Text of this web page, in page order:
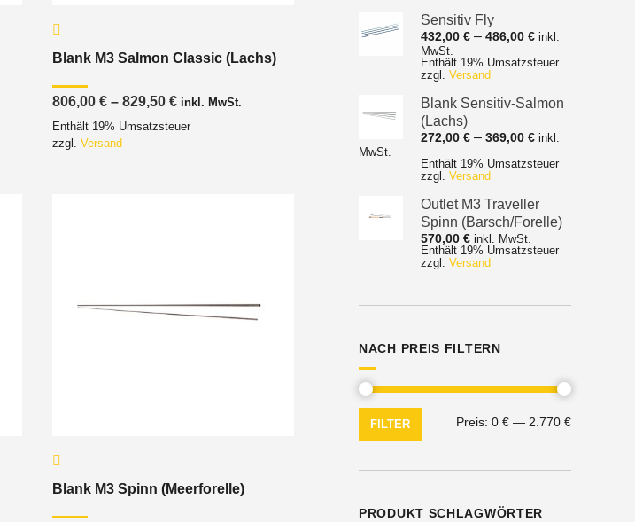
Blank M3 Salmon Classic (Lachs)
806,00 € – 829,50 €Preisspanne:
bis
inkl. MwSt.
Enthält 19% Umsatzsteuer
zzgl. Versand
Blank M3 Spinn (Meerforelle)
Sensitiv Fly
432,00 € – 486,00 €Preisspanne:
bis
inkl.
MwSt.
Enthält 19% Umsatzsteuer
zzgl. Versand
Blank Sensitiv-Salmon
(Lachs)
272,00 € – 369,00 €Preisspanne:
bis
inkl.
MwSt.
Enthält 19% Umsatzsteuer
zzgl. Versand
Outlet M3 Traveller
Spinn (Barsch/Forelle)
570,00 € inkl. MwSt.
Enthält 19% Umsatzsteuer
zzgl. Versand
NACH PREIS FILTERN
Min.
Max.
FILTER Preis: 0 €— 2.770 €
PRODUKT SCHLAGWÖRTER